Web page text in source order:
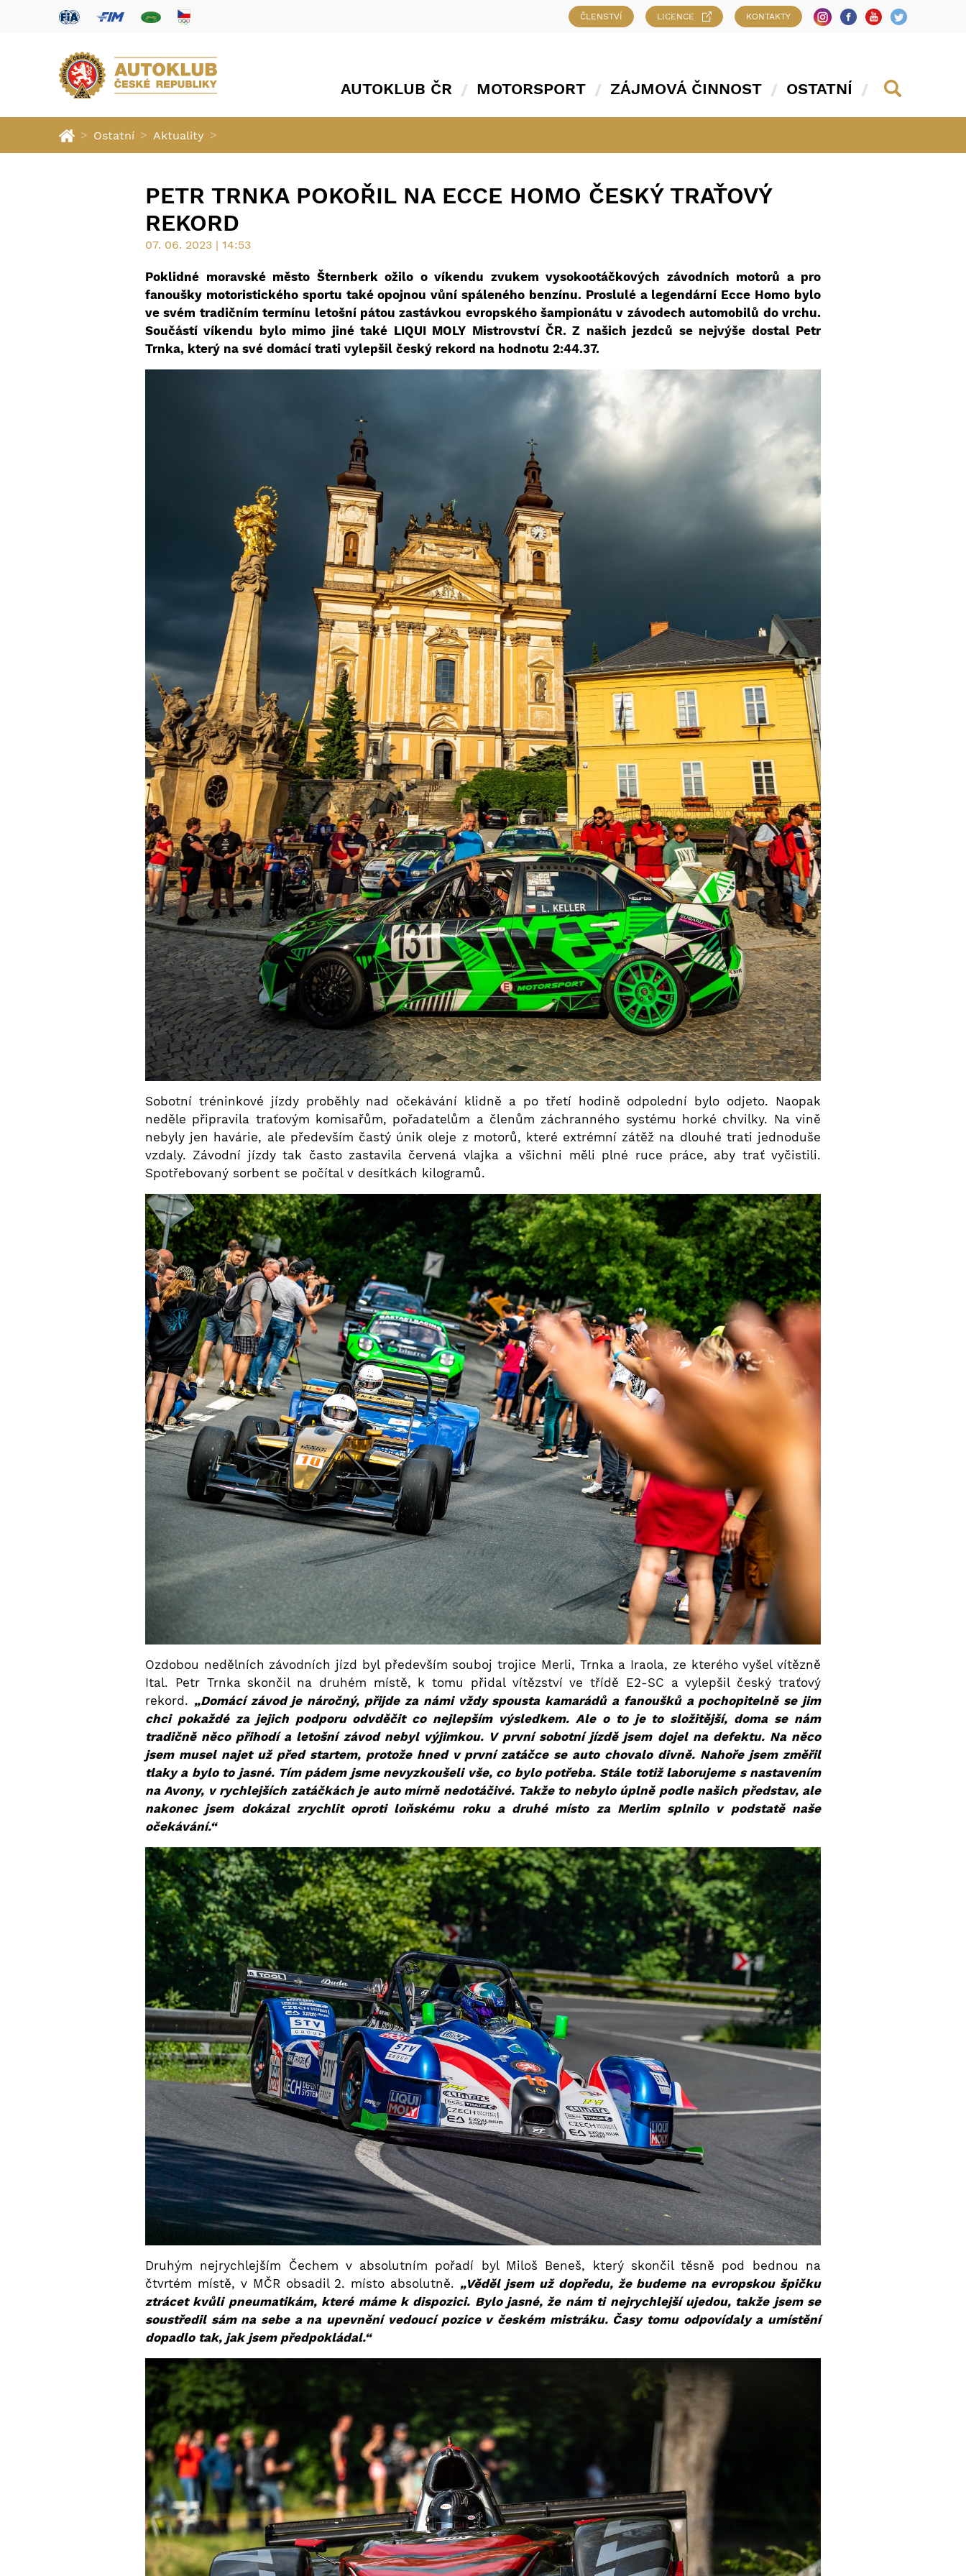
ČLENSTVÍ LICENCE KONTAKTY
AUTOKLUB ČR MOTORSPORT ZÁJMOVÁ ČINNOST OSTATNÍ
> Ostatní > Aktuality >
PETR TRNKA POKOŘIL NA ECCE HOMO ČESKÝ TRAŤOVÝ
REKORD
07. 06. 2023 | 14:53
Poklidné moravské město Šternberk ožilo o víkendu zvukem vysokootáčkových závodních motorů a pro
fanoušky motoristického sportu také opojnou vůní spáleného benzínu. Proslulé a legendární Ecce Homo bylo
ve svém tradičním termínu letošní pátou zastávkou evropského šampionátu v závodech automobilů do vrchu.
Součástí víkendu bylo mimo jiné také LIQUI MOLY Mistrovství ČR. Z našich jezdců se nejvýše dostal Petr
Trnka, který na své domácí trati vylepšil český rekord na hodnotu 2:44.37.
Sobotní tréninkové jízdy proběhly nad očekávání klidně a po třetí hodině odpolední bylo odjeto. Naopak
neděle připravila traťovým komisařům, pořadatelům a členům záchranného systému horké chvilky. Na vině
nebyly jen havárie, ale především častý únik oleje z motorů, které extrémní zátěž na dlouhé trati jednoduše
vzdaly. Závodní jízdy tak často zastavila červená vlajka a všichni měli plné ruce práce, aby trať vyčistili.
Spotřebovaný sorbent se počítal v desítkách kilogramů.
Ozdobou nedělních závodních jízd byl především souboj trojice Merli, Trnka a Iraola, ze kterého vyšel vítězně
Ital. Petr Trnka skončil na druhém místě, k tomu přidal vítězství ve třídě E2-SC a vylepšil český traťový
rekord. „Domácí závod je náročný, přijde za námi vždy spousta kamarádů a fanoušků a pochopitelně se jim
chci pokaždé za jejich podporu odvděčit co nejlepším výsledkem. Ale o to je to složitější, doma se nám
tradičně něco přihodí a letošní závod nebyl výjimkou. V první sobotní jízdě jsem dojel na defektu. Na něco
jsem musel najet už před startem, protože hned v první zatáčce se auto chovalo divně. Nahoře jsem změřil
tlaky a bylo to jasné. Tím pádem jsme nevyzkoušeli vše, co bylo potřeba. Stále totiž laborujeme s nastavením
na Avony, v rychlejších zatáčkách je auto mírně nedotáčivé. Takže to nebylo úplně podle našich představ, ale
nakonec jsem dokázal zrychlit oproti loňskému roku a druhé místo za Merlim splnilo v podstatě naše
očekávání.“
Druhým nejrychlejším Čechem v absolutním pořadí byl Miloš Beneš, který skončil těsně pod bednou na
čtvrtém místě, v MČR obsadil 2. místo absolutně. „Věděl jsem už dopředu, že budeme na evropskou špičku
ztrácet kvůli pneumatikám, které máme k dispozici. Bylo jasné, že nám ti nejrychlejší ujedou, takže jsem se
soustředil sám na sebe a na upevnění vedoucí pozice v českém mistráku. Časy tomu odpovídaly a umístění
dopadlo tak, jak jsem předpokládal.“